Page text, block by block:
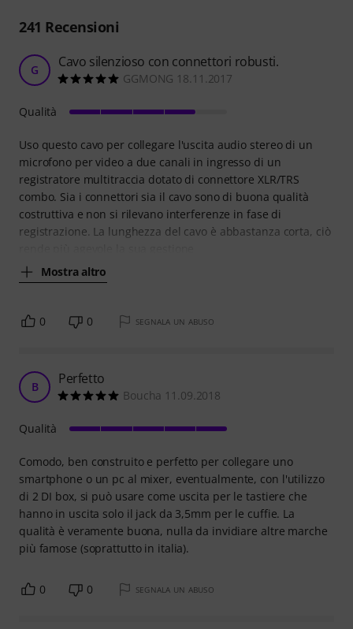
241 Recensioni
G Cavo silenzioso con connettori robusti.
GGMONG 18.11.2017
Uso questo cavo per collegare l'uscita audio stereo di un
microfono per video a due canali in ingresso di un
registratore multitraccia dotato di connettore XLR/TRS
combo. Sia i connettori sia il cavo sono di buona qualità
costruttiva e non si rilevano interferenze in fase di
registrazione. La lunghezza del cavo è abbastanza corta, ciò
Mostra altro
Qualità
0 0 SEGNALA UN ABUSO
B Perfetto
Boucha 11.09.2018
Comodo, ben construito e perfetto per collegare uno
smartphone o un pc al mixer, eventualmente, con l'utilizzo
di 2 DI box, si può usare come uscita per le tastiere che
hanno in uscita solo il jack da 3,5mm per le cuffie. La
qualità è veramente buona, nulla da invidiare altre marche
più famose (soprattutto in italia).
Qualità
0 0 SEGNALA UN ABUSO